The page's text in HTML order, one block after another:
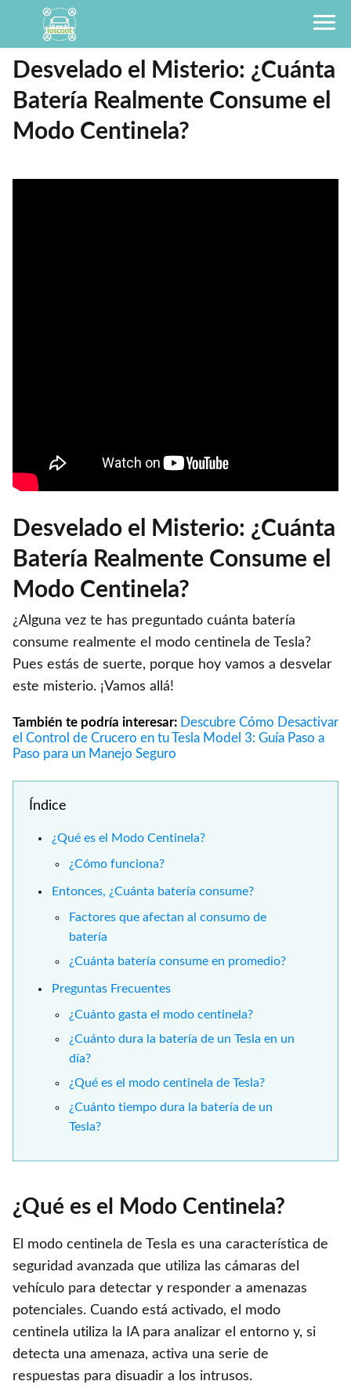
Desvelado el Misterio: ¿Cuánta
Batería Realmente Consume el
Modo Centinela?
Desvelado el Misterio: ¿Cuánta
Batería Realmente Consume el
Modo Centinela?
¿Alguna vez te has preguntado cuánta batería
consume realmente el modo centinela de Tesla?
Pues estás de suerte, porque hoy vamos a desvelar
este misterio. ¡Vamos allá!
También te podría interesar: Descubre Cómo Desactivar
el Control de Crucero en tu Tesla Model 3: Guía Paso a
Paso para un Manejo Seguro
Índice
¿Qué es el Modo Centinela?
¿Cómo funciona?
Entonces, ¿Cuánta batería consume?
Factores que afectan al consumo de
batería
¿Cuánta batería consume en promedio?
Preguntas Frecuentes
¿Cuánto gasta el modo centinela?
¿Cuánto dura la batería de un Tesla en un
día?
¿Qué es el modo centinela de Tesla?
¿Cuánto tiempo dura la batería de un
Tesla?
¿Qué es el Modo Centinela?
El modo centinela de Tesla es una característica de
seguridad avanzada que utiliza las cámaras del
vehículo para detectar y responder a amenazas
potenciales. Cuando está activado, el modo
centinela utiliza la IA para analizar el entorno y, si
detecta una amenaza, activa una serie de
respuestas para disuadir a los intrusos.